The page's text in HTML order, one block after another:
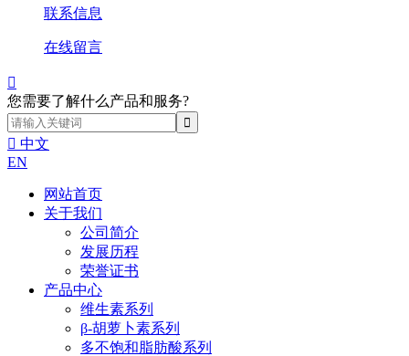
联系信息
在线留言

您需要了解什么产品和服务?
 中文
EN
网站首页
关于我们
公司简介
发展历程
荣誉证书
产品中心
维生素系列
β-胡萝卜素系列
多不饱和脂肪酸系列